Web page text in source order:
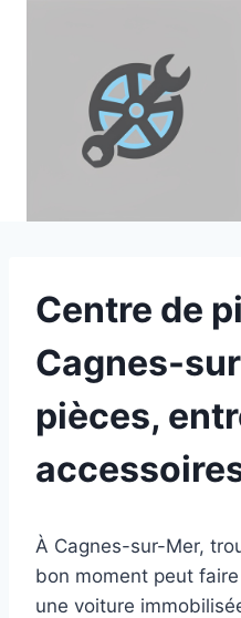
Centre de
Cagnes-
pièces,
À Cagnes-sur-Mer,
bon moment peut
une voiture